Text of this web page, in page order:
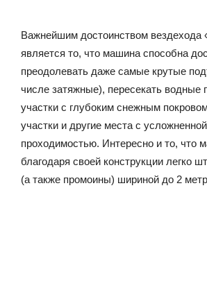
Важнейшим достоинством
является то, что машина способна
преодолевать даже самые крутые
числе затяжные), пересекать водные
участки с глубоким снежным
участки и другие места с усложненной
проходимостью. Интересно и то, что
благодаря своей конструкции легко
(а также промоины) шириной до 2